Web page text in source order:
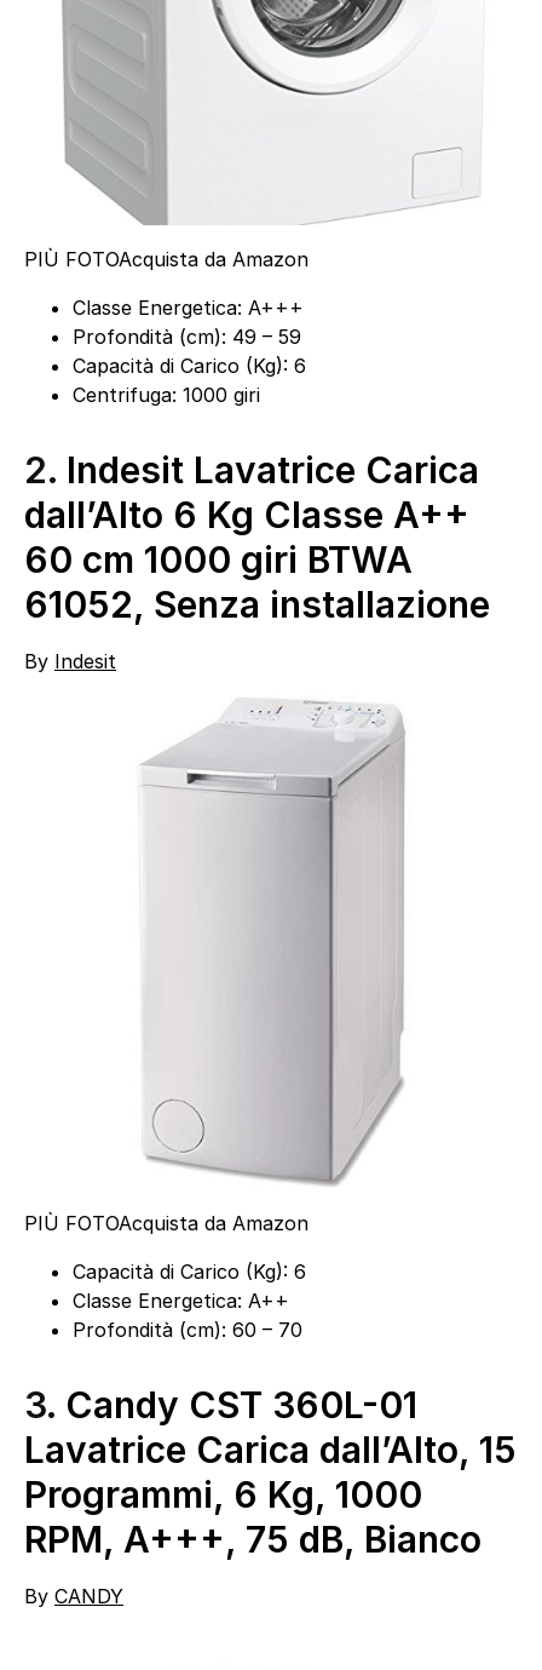
PIÙ FOTOAcquista da Amazon
Classe Energetica: A+++
Profondità (cm): 49 – 59
Capacità di Carico (Kg): 6
Centrifuga: 1000 giri
2. Indesit Lavatrice Carica
dall’Alto 6 Kg Classe A++
60 cm 1000 giri BTWA
61052, Senza installazione
By Indesit
PIÙ FOTOAcquista da Amazon
Capacità di Carico (Kg): 6
Classe Energetica: A++
Profondità (cm): 60 – 70
3. Candy CST 360L-01
Lavatrice Carica dall’Alto, 15
Programmi, 6 Kg, 1000
RPM, A+++, 75 dB, Bianco
By CANDY